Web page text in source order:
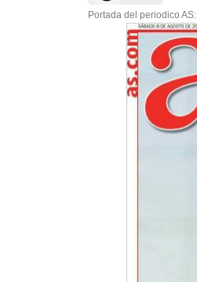
Portada del periodico AS: